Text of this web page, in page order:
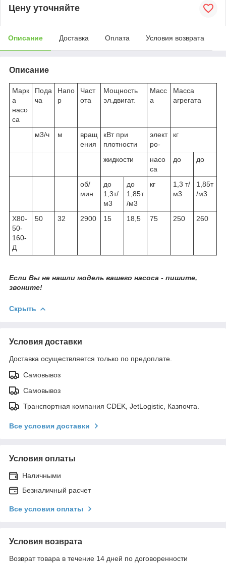
Цену уточняйте
Описание Доставка Оплата Условия возврата
Описание
Марк
а
насо
са
Пода
ча
Напо
р
Част
ота
Мощность
эл.двигат.
Масс
а
Масса
агрегата
м3/ч м
вращ
ения
кВт при
плотности
элект
ро-
кг
жидкости
насо
са
до до
об/
мин
до
1,3т/
м3
до
1,85т
/м3
кг
1,3 т/
м3
1,85т
/м3
Х80-
50-
160-
Д
50 32 2900 15 18,5 75 250 260
Если Вы не нашли модель вашего насоса - пишите,
звоните!
Скрыть
Условия доставки
Доставка осуществляется только по предоплате.
Самовывоз
Самовывоз
Транспортная компания CDEK, JetLogistic, Казпочта.
Все условия доставки
Условия оплаты
Наличными
Безналичный расчет
Все условия оплаты
Условия возврата
Возврат товара в течение 14 дней по договоренности